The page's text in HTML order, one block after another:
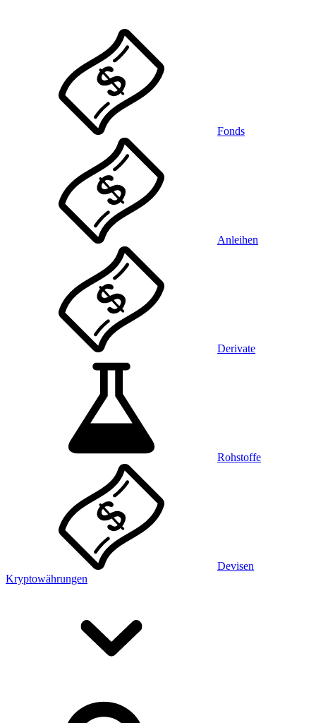
Fonds
Anleihen
Derivate
Rohstoffe
Devisen
Kryptowährungen